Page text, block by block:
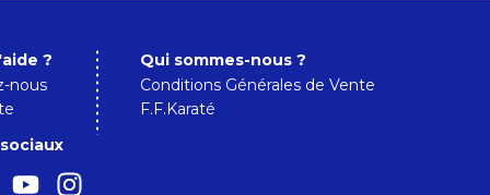
?
nous
Qui sommes-nous ?
Conditions Générales de Vente
F.F.Karaté